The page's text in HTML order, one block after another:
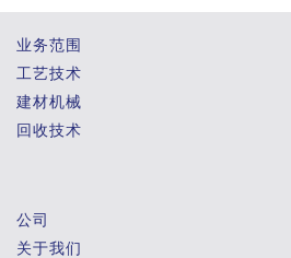
业务范围
工艺技术
建材机械
回收技术
公司
关于我们